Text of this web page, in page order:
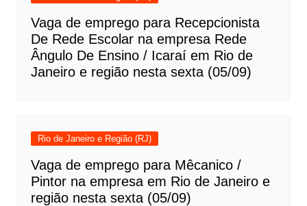
Vaga de emprego para Recepcionista
De Rede Escolar na empresa Rede
Ângulo De Ensino / Icaraí em Rio de
Janeiro e região nesta sexta (05/09)
Rio de Janeiro e Região (RJ)
Vaga de emprego para Mêcanico /
Pintor na empresa em Rio de Janeiro e
região nesta sexta (05/09)